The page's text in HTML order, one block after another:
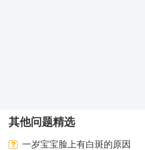
其他问题精选
一岁宝宝脸上有白斑的原因